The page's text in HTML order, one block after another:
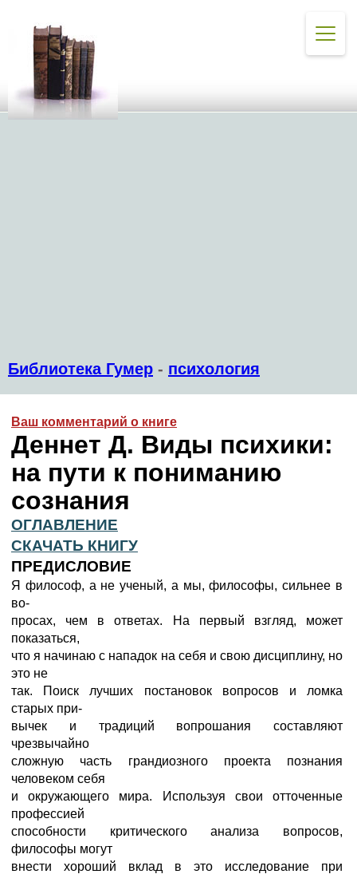
Библиотека Гумер - психология
Ваш комментарий о книге
Деннет Д. Виды психики:
на пути к пониманию
сознания
ОГЛАВЛЕНИЕ
СКАЧАТЬ КНИГУ
ПРЕДИСЛОВИЕ
Я философ, а не ученый, а мы, философы, сильнее в
во-
просах, чем в ответах. На первый взгляд, может
показаться,
что я начинаю с нападок на себя и свою дисциплину, но
это не
так. Поиск лучших постановок вопросов и ломка
старых при-
вычек и традиций вопрошания составляют
чрезвычайно
сложную часть грандиозного проекта познания
человеком себя
и окружающего мира. Используя свои отточенные
профессией
способности критического анализа вопросов,
философы могут
внести хороший вклад в это исследование при